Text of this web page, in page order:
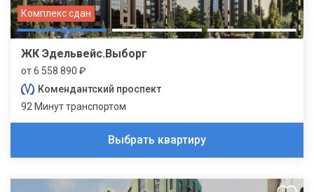
Комплекс сдан
ЖК Эдельвейс.Выборг
от 6 558 890 ₽
Комендантский проспект
92 Минут транспортом
Выбрать квартиру